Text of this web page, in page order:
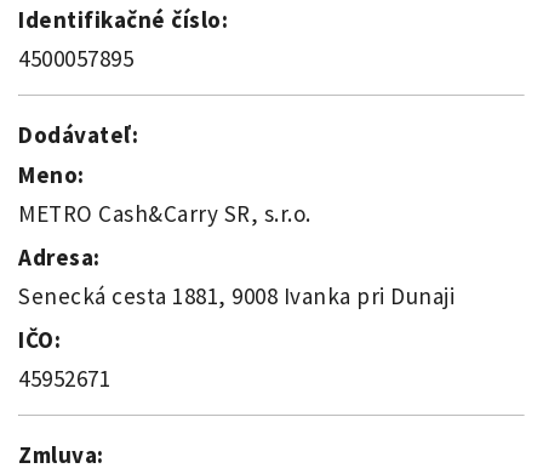
Identifikačné číslo:
4500057895
Dodávateľ:
Meno:
METRO Cash&Carry SR, s.r.o.
Adresa:
Senecká cesta 1881, 9008 Ivanka pri Dunaji
IČO:
45952671
Zmluva: